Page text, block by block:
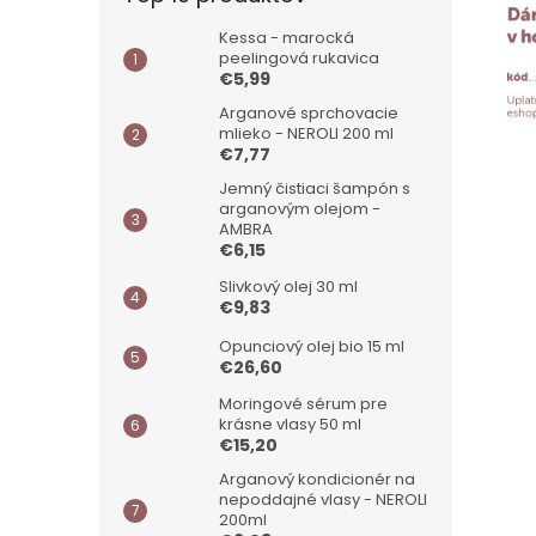
Kessa - marocká
peelingová rukavica
€5,99
Arganové sprchovacie
mlieko - NEROLI 200 ml
€7,77
Jemný čistiaci šampón s
arganovým olejom -
AMBRA
€6,15
Slivkový olej 30 ml
€9,83
Opunciový olej bio 15 ml
€26,60
Moringové sérum pre
krásne vlasy 50 ml
€15,20
Arganový kondicionér na
nepoddajné vlasy - NEROLI
200ml